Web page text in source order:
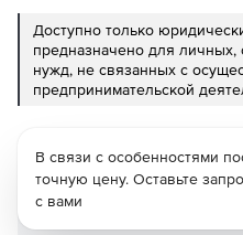
Доступно только
предназначено для
нужд, не связанных с
предпринимательской
В связи с особенностями
точную цену. Оставьте
с вами